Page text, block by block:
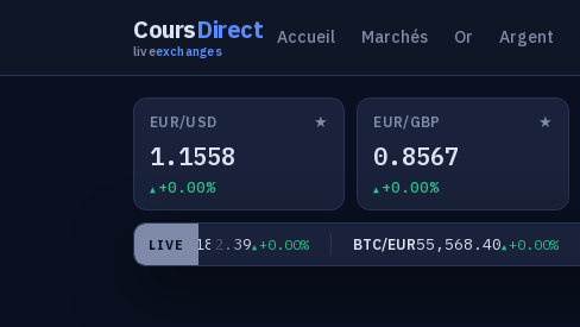
CoursDirect
liveexchanges
Accueil Marchés Or Argent
EUR/USD ★
1.1558
+0.00%
EUR/GBP ★
0.8567
+0.00%
LIVE
EUR/JPY182.39 +0.00% BTC/EUR55,568.40 +0.00%